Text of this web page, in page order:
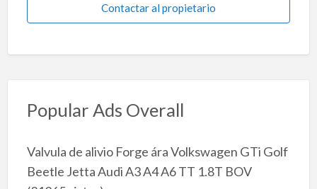
Contactar al propietario
Popular Ads Overall
Valvula de alivio Forge ára Volkswagen GTi Golf
Beetle Jetta Audi A3 A4 A6 TT 1.8T BOV